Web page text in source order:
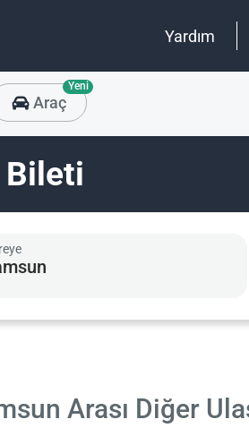
Yardım
Araç
Yeni
Bileti
Arası Diğer